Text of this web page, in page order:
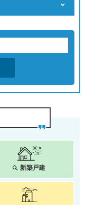
新築戸建